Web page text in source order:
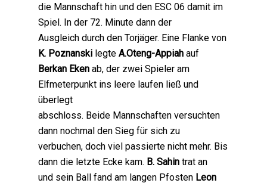
die Mannschaft hin und den ESC 06 damit im
Spiel. In der 72. Minute dann der
Ausgleich durch den Torjäger. Eine Flanke von
K. Poznanski legte A.Oteng-Appiah auf
Berkan Eken ab, der zwei Spieler am
Elfmeterpunkt ins leere laufen ließ und
überlegt
abschloss. Beide Mannschaften versuchten
dann nochmal den Sieg für sich zu
verbuchen, doch viel passierte nicht mehr. Bis
dann die letzte Ecke kam. B. Sahin trat an
und sein Ball fand am langen Pfosten Leon